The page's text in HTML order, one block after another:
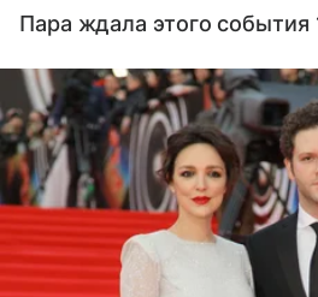
Пара ждала этого события